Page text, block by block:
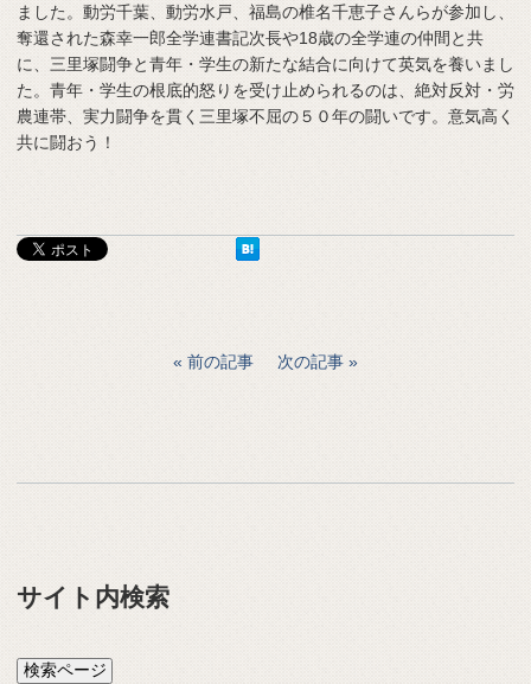
ました。動労千葉、動労水戸、福島の椎名千恵子さんらが参加し、
奪還された森幸一郎全学連書記次長や18歳の全学連の仲間と共
に、三里塚闘争と青年・学生の新たな結合に向けて英気を養いまし
た。青年・学生の根底的怒りを受け止められるのは、絶対反対・労
農連帯、実力闘争を貫く三里塚不屈の５０年の闘いです。意気高く
共に闘おう！
前の記事 次の記事
サイト内検索